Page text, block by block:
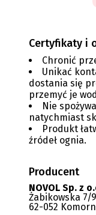
Certyfikaty i
Chronić
Unikać
dostania się
przemyć je
Nie
natychmiast
Produkt
źródeł ognia.
Producent
NOVOL Sp. z
Żabikowska 7/9
62-052